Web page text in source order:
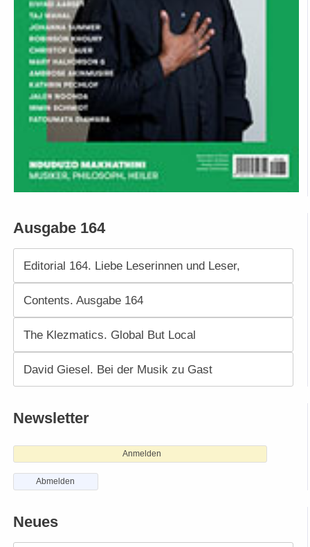
Ausgabe 164
Editorial 164. Liebe Leserinnen und Leser,
Contents. Ausgabe 164
The Klezmatics. Global But Local
David Giesel. Bei der Musik zu Gast
Newsletter
Anmelden
Abmelden
Neues